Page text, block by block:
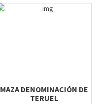
MAZA DENOMINACIÓN DE
TERUEL